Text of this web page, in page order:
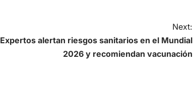
Next:
Expertos alertan riesgos sanitarios en el Mundial
2026 y recomiendan vacunación